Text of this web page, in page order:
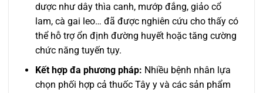
dược như dây thìa canh, mướp đắng, giảo cổ
lam, cà gai leo… đã được nghiên cứu cho thấy có
thể hỗ trợ ổn định đường huyết hoặc tăng cường
chức năng tuyến tụy.
Kết hợp đa phương pháp: Nhiều bệnh nhân lựa
chọn phối hợp cả thuốc Tây y và các sản phẩm